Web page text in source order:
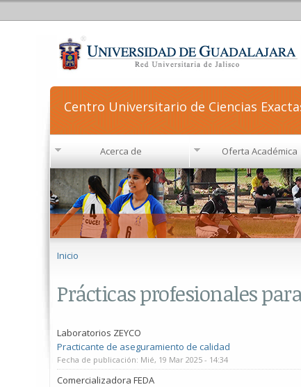
Centro Universitario de Ciencias
Acerca de Oferta Académica
Inicio
Prácticas profesionales
Laboratorios ZEYCO
Practicante de aseguramiento de calidad
Fecha de publicación: Mié, 19 Mar 2025 - 14:34
Comercializadora FEDA